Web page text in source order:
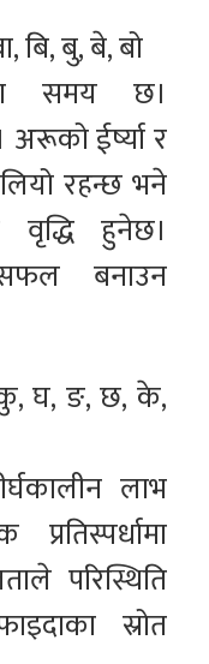
बि, बु, बे, बो
समय छ।
अरूको ईर्ष्या र
रहन्छ भने
वृद्धि हुनेछ।
बनाउन
घ, ङ, छ, के,
लाभ
परिस्थिति
स्रोत